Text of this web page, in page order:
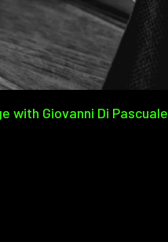
with Giovanni Di Pascuale